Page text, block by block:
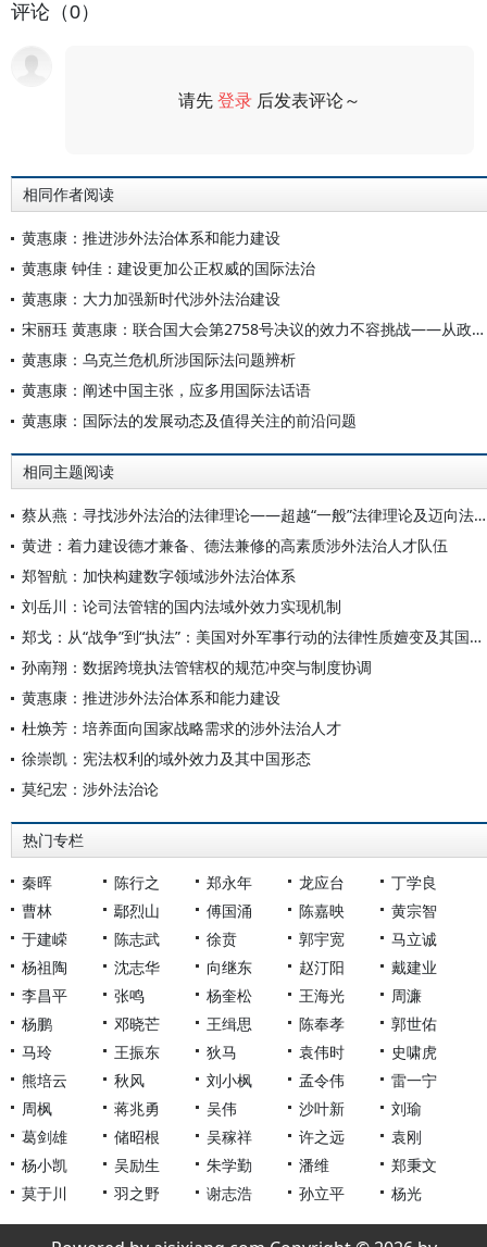
评论（0）
请先登录 后发表评论～
相同作者阅读
黄惠康：推进涉外法治体系和能力建设
黄惠康 钟佳：建设更加公正权威的国际法治
黄惠康：大力加强新时代涉外法治建设
宋丽珏 黄惠康：联合国大会第2758号决议的效力不容挑战——从政治、法律、程序三大维度的深度考证
黄惠康：乌克兰危机所涉国际法问题辨析
黄惠康：阐述中国主张，应多用国际法话语
黄惠康：国际法的发展动态及值得关注的前沿问题
相同主题阅读
蔡从燕：寻找涉外法治的法律理论——超越“一般”法律理论及迈向法律吸引力理论
黄进：着力建设德才兼备、德法兼修的高素质涉外法治人才队伍
郑智航：加快构建数字领域涉外法治体系
刘岳川：论司法管辖的国内法域外效力实现机制
郑戈：从“战争”到“执法”：美国对外军事行动的法律性质嬗变及其国际法违法性
孙南翔：数据跨境执法管辖权的规范冲突与制度协调
黄惠康：推进涉外法治体系和能力建设
杜焕芳：培养面向国家战略需求的涉外法治人才
徐崇凯：宪法权利的域外效力及其中国形态
莫纪宏：涉外法治论
热门专栏
秦晖 陈行之 郑永年 龙应台
丁学良
曹林
鄢烈山 傅国涌 陈嘉映
黄宗智
于建嵘
陈志武 徐贲 郭宇宽
马立诚
杨祖陶
沈志华 向继东 赵汀阳
戴建业
李昌平
张鸣 杨奎松 王海光
周濂
杨鹏
邓晓芒 王缉思 陈奉孝
郭世佑
马玲
王振东 狄马 袁伟时
史啸虎
熊培云
秋风 刘小枫 孟令伟
雷一宁
周枫
蒋兆勇 吴伟 沙叶新
刘瑜
葛剑雄
储昭根 吴稼祥 许之远
袁刚
杨小凯
吴励生 朱学勤 潘维
郑秉文
莫于川
羽之野 谢志浩 孙立平 杨光